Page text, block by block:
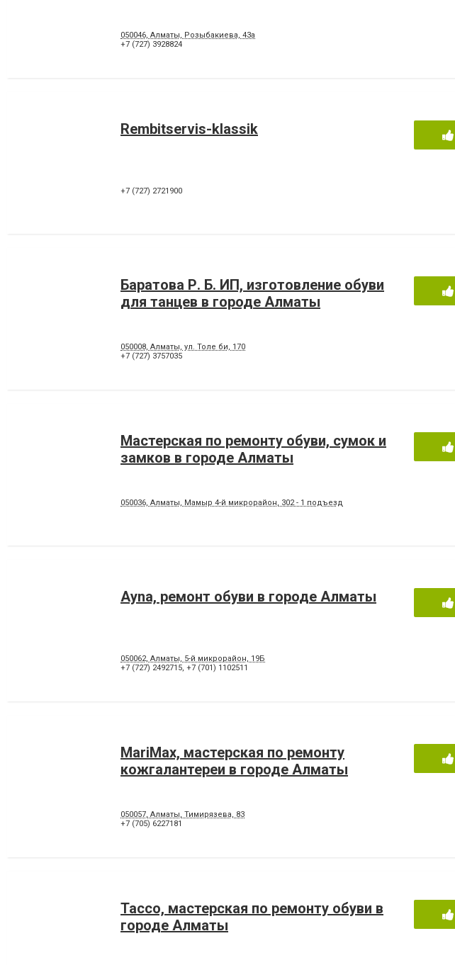
050046, Алматы, Розыбакиева, 43а
+7 (727) 3928824
Rembitservis-klassik
+7 (727) 2721900
Баратова Р. Б. ИП, изготовление обуви
для танцев в городе Алматы
050008, Алматы, ул. Толе би, 170
+7 (727) 3757035
Мастерская по ремонту обуви, сумок и
замков в городе Алматы
050036, Алматы, Мамыр 4-й микрорайон, 302 - 1 подъезд
Ayna, ремонт обуви в городе Алматы
050062, Алматы, 5-й микрорайон, 19Б
+7 (727) 2492715, +7 (701) 1102511
MariMax, мастерская по ремонту
кожгалантереи в городе Алматы
050057, Алматы, Тимирязева, 83
+7 (705) 6227181
Tacco, мастерская по ремонту обуви в
городе Алматы